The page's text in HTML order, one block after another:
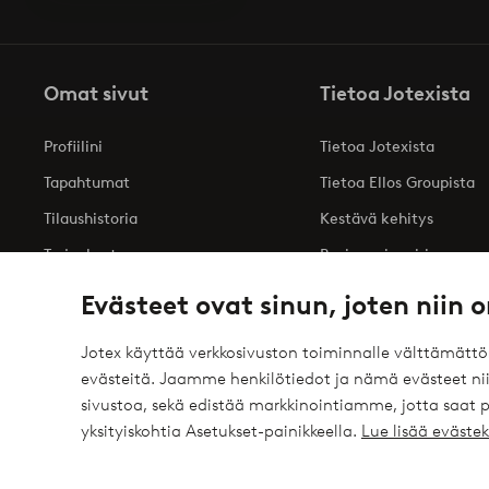
Evästeet ovat sinun, joten niin
Jotex käyttää verkkosivuston toiminnalle
evästeitä. Jaamme henkilötiedot ja nämä evästeet
sivustoa, sekä edistää markkinointiamme, jotta saat
yksityiskohtia Asetukset-painikkeella. Lue lisää
Omat sivut
Profiilini
Tapahtumat
Tilaushistoria
Tarjoukset
Tietoa Jotexista
Tietoa Jotexista
Tietoa Ellos Groupista
Kestävä kehitys
Business inquiries
Saavutettavuusseloste
Turvalliset maksut – maksa nyt tai erissä
Haluatko tietää ? elpy